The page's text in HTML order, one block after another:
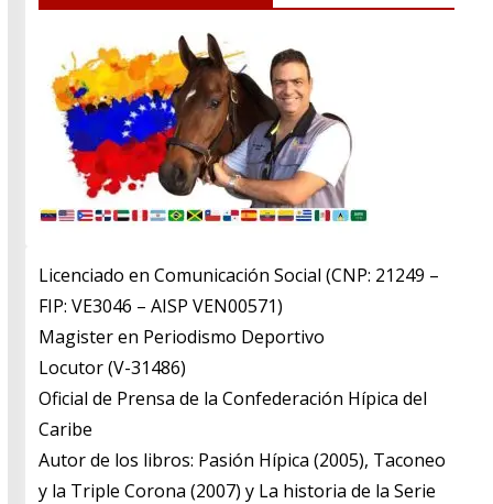
Licenciado en Comunicación Social (CNP: 21249 –
FIP: VE3046 – AISP VEN00571)
​Magister en Periodismo Deportivo
​Locutor (V-31486)
​Oficial de Prensa de la Confederación Hípica del
Caribe
​Autor de los libros: Pasión Hípica (2005), Taconeo
y la Triple Corona (2007) y La historia de la Serie